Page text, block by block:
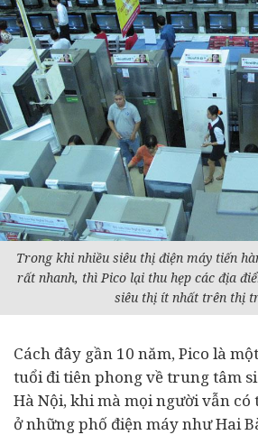
Trong khi nhiều siêu thị điện máy tiến
rất nhanh, thì Pico lại thu hẹp các địa
siêu thị ít nhất trên thị
Cách đây gần 10 năm, Pico là
tuổi đi tiên phong về trung tâm
Hà Nội, khi mà mọi người vẫn có
ở những phố điện máy như Hai